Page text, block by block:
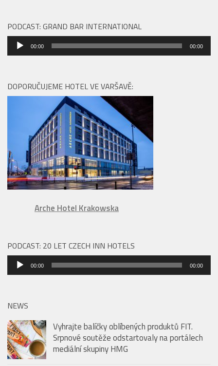
PODCAST: GRAND BAR INTERNATIONAL
Audio
přehrávač
00:00 00:00
DOPORUČUJEME HOTEL VE VARŠAVĚ:
Arche Hotel Krakowska
PODCAST: 20 LET CZECH INN HOTELS
Audio
přehrávač
00:00 00:00
NEWS
Vyhrajte balíčky oblíbených produktů FIT.
Srpnové soutěže odstartovaly na portálech
mediální skupiny HMG